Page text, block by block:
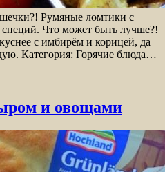
Румяные ломтики с
Что может быть лучше?!
с имбирём и корицей, да
Категория: Горячие блюда…
и овощами